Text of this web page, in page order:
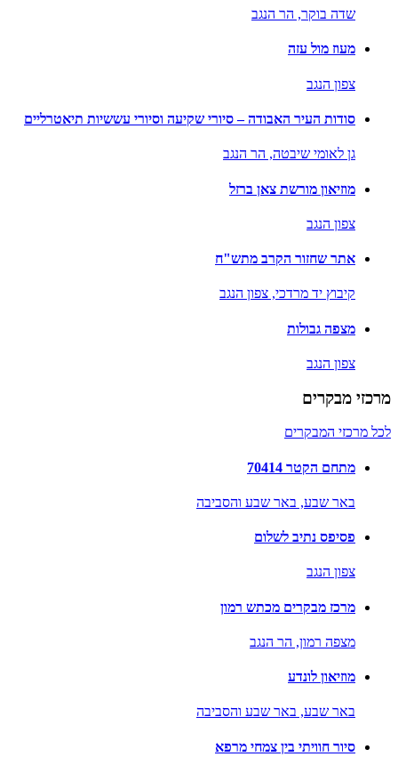
שדה בוקר, הר הנגב
מעוז מול עזה
צפון הנגב
סודות העיר האבודה – סיורי שקיעה וסיורי עששיות תיאטרליים
גן לאומי שיבטה, הר הנגב
מוזיאון מורשת צאן ברזל
צפון הנגב
אתר שחזור הקרב מתש"ח
קיבוץ יד מרדכי, צפון הנגב
מצפה גבולות
צפון הנגב
מרכזי מבקרים
לכל מרכזי המבקרים
מתחם הקטר 70414
באר שבע, באר שבע והסביבה
פסיפס נתיב לשלום
צפון הנגב
מרכז מבקרים מכתש רמון
מצפה רמון, הר הנגב
מוזיאון לונדע
באר שבע, באר שבע והסביבה
סיור חוויתי בין צמחי מרפא